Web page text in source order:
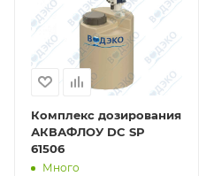
Комплекс дозирования
АКВАФЛОУ DC SP
61506
Много